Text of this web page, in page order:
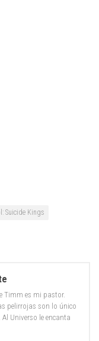
Suicide Kings
Timm es mi pastor.
pelirrojas son lo único
Universo le encanta